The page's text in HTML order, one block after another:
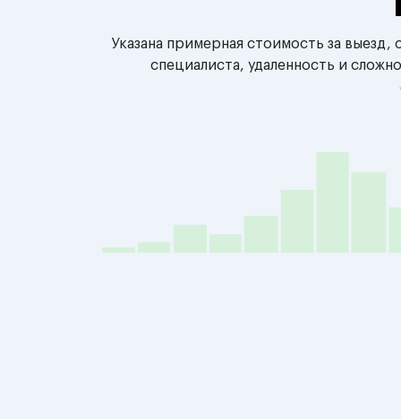
Указана примерная стоимость за
специалиста, удаленность и